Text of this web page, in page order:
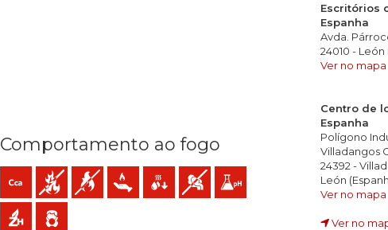
Comportamento ao fogo
Cca-s1b,d1,a1 (reacção ao fogo)
Não propagador do incêndio
Não propagador da chama
Baixa emissão de calor
Baixa produção de gotículas incandescentes
Baixa opacidade e produção de fumo
Baixa acidez e condutividade dos
Sem halogéneos
Baixa emissão de gases tóxicos
Escritórios
Espanha
Avda.
24010 - León
Ver no mapa
Centro de
Espanha
Polígono
Villadangos
24392 -
León
Ver no mapa
Ver no